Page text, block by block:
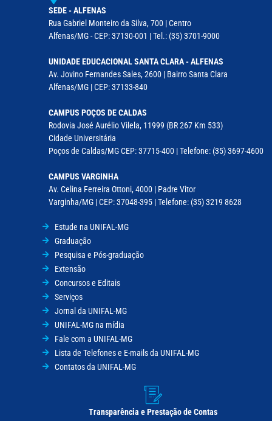
SEDE - ALFENAS
Rua Gabriel Monteiro da Silva, 700 | Centro
Alfenas/MG - CEP: 37130-001 | Tel.: (35) 3701-9000
UNIDADE EDUCACIONAL SANTA CLARA - ALFENAS
Av. Jovino Fernandes Sales, 2600 | Bairro Santa Clara
Alfenas/MG | CEP: 37133-840
CAMPUS POÇOS DE CALDAS
Rodovia José Aurélio Vilela, 11999 (BR 267 Km 533)
Cidade Universitária
Poços de Caldas/MG CEP: 37715-400 | Telefone: (35) 3697-4600
CAMPUS VARGINHA
Av. Celina Ferreira Ottoni, 4000 | Padre Vitor
Varginha/MG | CEP: 37048-395 | Telefone: (35) 3219 8628
Estude na UNIFAL-MG
Graduação
Pesquisa e Pós-graduação
Extensão
Concursos e Editais
Serviços
Jornal da UNIFAL-MG
UNIFAL-MG na mídia
Fale com a UNIFAL-MG
Lista de Telefones e E-mails da UNIFAL-MG
Contatos da UNIFAL-MG
Transparência e Prestação de Contas